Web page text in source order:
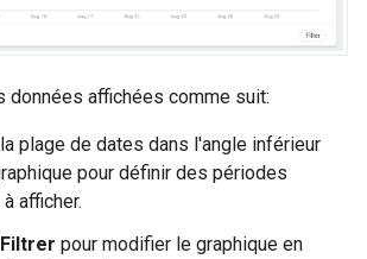
données affichées comme suit:
plage de dates dans l'angle inférieur
pour définir des périodes
afficher.
Filtrer pour modifier le graphique en